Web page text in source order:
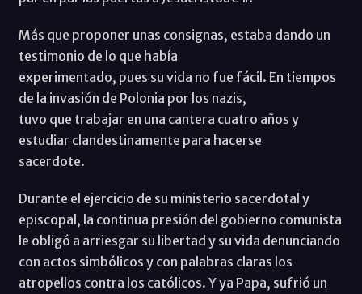
Más que proponer unas consignas, estaba dando un
testimonio de lo que había
experimentado, pues su vida no fue fácil. En tiempos
de la invasión de Polonia por los nazis,
tuvo que trabajar en una cantera cuatro años y
estudiar clandestinamente para hacerse
sacerdote.
Durante el ejercicio de su ministerio sacerdotal y
episcopal, la continua presión del gobierno comunista
le obligó a arriesgar su libertad y su vida denunciando
con actos simbólicos y con palabras claras los
atropellos contra los católicos. Y ya Papa, sufrió un